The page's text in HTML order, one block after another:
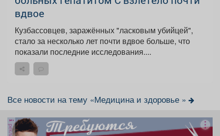
вдвое
Кузбассовцев, заражённых "ласковым убийцей",
стало за несколько лет почти вдвое больше, что
показали последние исследования....
Все новости на тему «Медицина и здоровье »